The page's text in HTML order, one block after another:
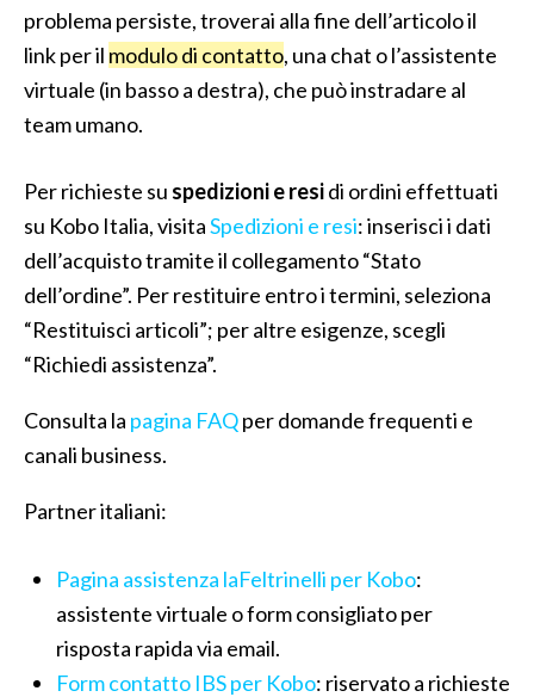
problema persiste, troverai alla fine dell’articolo il
link per il modulo di contatto, una chat o l’assistente
virtuale (in basso a destra), che può instradare al
team umano.
Per richieste su spedizioni e residi ordini effettuati
su Kobo Italia, visitaSpedizioni e resi: inserisci i dati
dell’acquisto tramite il collegamento “Stato
dell’ordine”. Per restituire entro i termini, seleziona
“Restituisci articoli”; per altre esigenze, scegli
“Richiedi assistenza”.
Consulta la pagina FAQper domande frequenti e
canali business.
Partner italiani:
Pagina assistenza laFeltrinelli per Kobo:
assistente virtuale o form consigliato per
risposta rapida via email.
Form contatto IBS per Kobo: riservato a richieste